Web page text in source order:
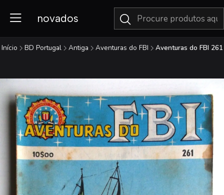
novados
Início BD Portugal Antiga Aventuras do FBI Aventuras do FBI 261